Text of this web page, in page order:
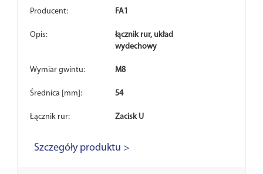
Producent: FA1
Opis:
łącznik rur, układ
wydechowy
Wymiar gwintu: M8
Średnica [mm]: 54
Łącznik rur: Zacisk U
Szczegóły produktu >